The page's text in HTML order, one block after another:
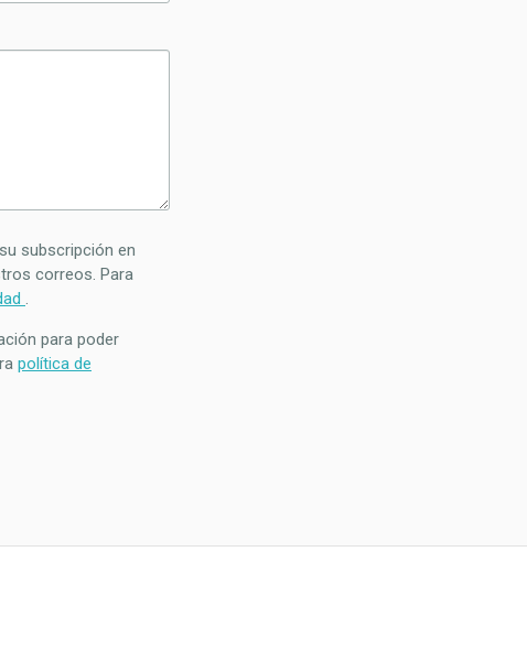
subscripción en
correos. Para
.
para poder
política de